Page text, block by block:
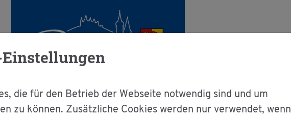
die für den Betrieb der Webseite notwendig sind und um
zu können. Zusätzliche Cookies werden nur verwendet, wenn